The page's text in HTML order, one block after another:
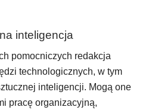
inteligencja
pomocniczych redakcja
technologicznych, w tym
inteligencji. Mogą one
pracę organizacyjną,